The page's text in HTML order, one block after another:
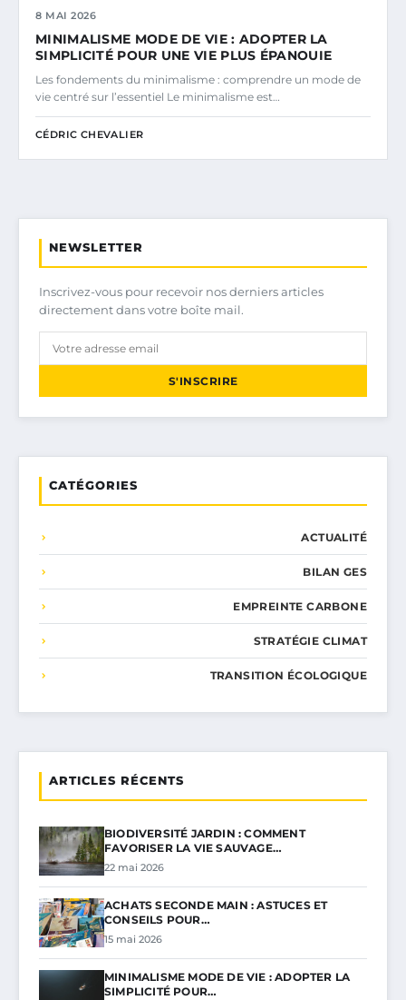
8 MAI 2026
MINIMALISME MODE DE VIE : ADOPTER LA
SIMPLICITÉ POUR UNE VIE PLUS ÉPANOUIE
Les fondements du minimalisme : comprendre un mode de
vie centré sur l’essentiel Le minimalisme est…
CÉDRIC CHEVALIER
NEWSLETTER
Inscrivez-vous pour recevoir nos derniers articles
directement dans votre boîte mail.
S'INSCRIRE
CATÉGORIES
ACTUALITÉ
BILAN GES
EMPREINTE CARBONE
STRATÉGIE CLIMAT
TRANSITION ÉCOLOGIQUE
ARTICLES RÉCENTS
BIODIVERSITÉ JARDIN : COMMENT
FAVORISER LA VIE SAUVAGE…
22 mai 2026
ACHATS SECONDE MAIN : ASTUCES ET
CONSEILS POUR…
15 mai 2026
MINIMALISME MODE DE VIE : ADOPTER LA
SIMPLICITÉ POUR…